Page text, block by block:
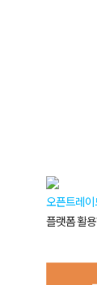
오픈트레이
플랫폼 활